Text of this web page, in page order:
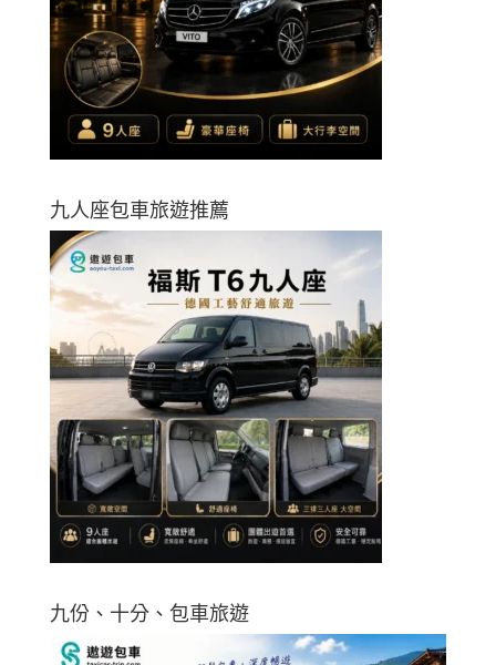
九人座包車旅遊推薦
九份、十分、包車旅遊